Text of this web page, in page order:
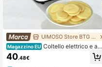
UIMOSO Store BTG EU
Magazzino EU Coltello elettrico e aff
ettatrici
40.48€